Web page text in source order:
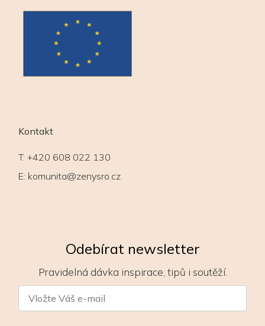
Kontakt
T: +420 608 022 130
E: komunita@zenysro.cz
Odebírat newsletter
Pravidelná dávka inspirace, tipů i soutěží.